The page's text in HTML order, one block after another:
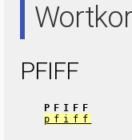
PFIFF
PFIFF
pfiff